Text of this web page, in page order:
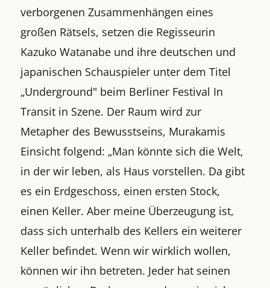
verborgenen Zusammenhängen eines
großen Rätsels, setzen die Regisseurin
Kazuko Watanabe und ihre deutschen und
japanischen Schauspieler unter dem Titel
„Underground" beim Berliner Festival In
Transit in Szene. Der Raum wird zur
Metapher des Bewusstseins, Murakamis
Einsicht folgend: „Man könnte sich die Welt,
in der wir leben, als Haus vorstellen. Da gibt
es ein Erdgeschoss, einen ersten Stock,
einen Keller. Aber meine Überzeugung ist,
dass sich unterhalb des Kellers ein weiterer
Keller befindet. Wenn wir wirklich wollen,
können wir ihn betreten. Jeder hat seinen